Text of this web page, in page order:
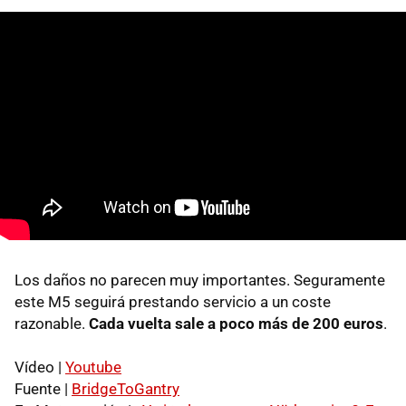
Los daños no parecen muy importantes. Seguramente
este M5 seguirá prestando servicio a un coste
razonable. Cada vuelta sale a poco más de 200 euros.
Vídeo | Youtube
Fuente | BridgeToGantry